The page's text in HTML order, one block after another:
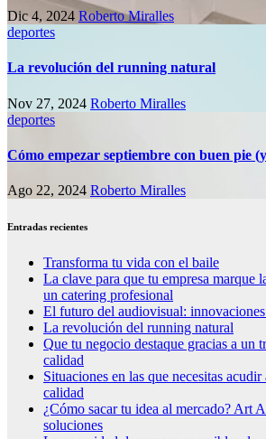
Dic 4, 2024 Roberto Miralles
deportes
La revolución del running natural
Nov 27, 2024 Roberto Miralles
deportes
Cómo empezar septiembre con buen pie
Ago 22, 2024 Roberto Miralles
Entradas recientes
Transforma tu vida con el baile
La clave para que tu empresa marque la diferencia, contrata
un catering profesional
El futuro del audiovisual:
La revolución del running natural
Que tu negocio destaque gracias a un trabajo de rotulación de
calidad
Situaciones en las que necesitas acudir a un osteópata de
calidad
¿Cómo sacar tu idea al mercado? Art Aurea Studio tiene las
soluciones